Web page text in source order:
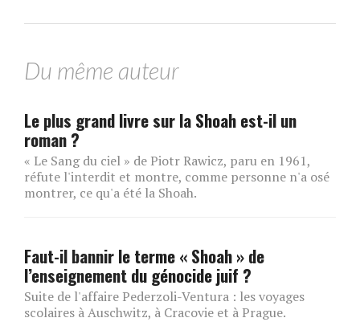
Du même auteur
Le plus grand livre sur la Shoah est-il un
roman ?
« Le Sang du ciel » de Piotr Rawicz, paru en 1961,
réfute l'interdit et montre, comme personne n'a osé
montrer, ce qu'a été la Shoah.
Faut-il bannir le terme « Shoah » de
l’enseignement du génocide juif ?
Suite de l'affaire Pederzoli-Ventura : les voyages
scolaires à Auschwitz, à Cracovie et à Prague.